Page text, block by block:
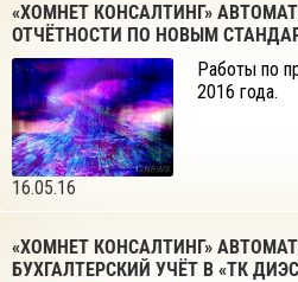
«ХОМНЕТ КОНСАЛТИНГ»
ОТЧЁТНОСТИ ПО НОВЫМ
16.05.16
Работы по
2016 года.
«ХОМНЕТ КОНСАЛТИНГ»
БУХГАЛТЕРСКИЙ УЧЁТ В «ТК